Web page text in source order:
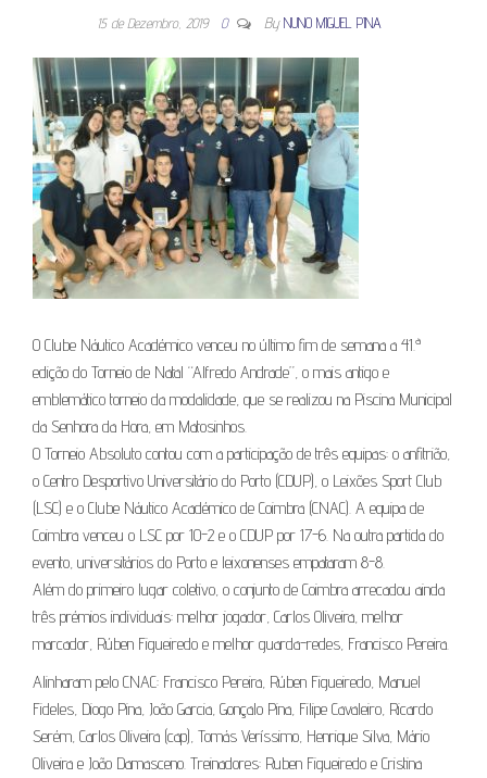
15 de Dezembro, 2019 0 By NUNO MIGUEL PINA
O Clube Náutico Académico venceu no último fim de semana a 41.ª
edição do Torneio de Natal “Alfredo Andrade”, o mais antigo e
emblemático torneio da modalidade, que se realizou na Piscina Municipal
da Senhora da Hora, em Matosinhos.
O Torneio Absoluto contou com a participação de três equipas: o anfitrião,
o Centro Desportivo Universitário do Porto (CDUP), o Leixões Sport Club
(LSC) e o Clube Náutico Académico de Coimbra (CNAC). A equipa de
Coimbra venceu o LSC por 10-2 e o CDUP por 17-6. Na outra partida do
evento, universitários do Porto e leixonenses empataram 8-8.
Além do primeiro lugar coletivo, o conjunto de Coimbra arrecadou ainda
três prémios individuais: melhor jogador, Carlos Oliveira, melhor
marcador, Rúben Figueiredo e melhor guarda-redes, Francisco Pereira.
Alinharam pelo CNAC: Francisco Pereira, Rúben Figueiredo, Manuel
Fideles, Diogo Pina, João Garcia, Gonçalo Pina, Filipe Cavaleiro, Ricardo
Serém, Carlos Oliveira (cap), Tomás Veríssimo, Henrique Silva, Mário
Oliveira e João Damasceno. Treinadores: Ruben Figueiredo e Cristina